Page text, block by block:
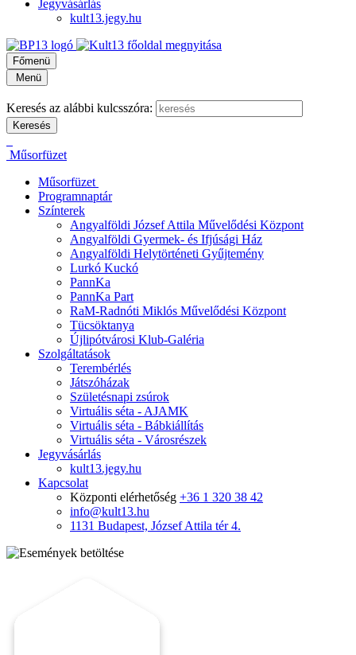
Jegyvásárlás
kult13.jegy.hu
Főmenü
Menü
Keresés az alábbi kulcsszóra:
Műsorfüzet
Műsorfüzet
Programnaptár
Színterek
Angyalföldi József Attila Művelődési Központ
Angyalföldi Gyermek- és Ifjúsági Ház
Angyalföldi Helytörténeti Gyűjtemény
Lurkó Kuckó
PannKa
PannKa Part
RaM-Radnóti Miklós Művelődési Központ
Tücsöktanya
Újlipótvárosi Klub-Galéria
Szolgáltatások
Terembérlés
Játszóházak
Születésnapi zsúrok
Virtuális séta - AJAMK
Virtuális séta - Bábkiállítás
Virtuális séta - Városrészek
Jegyvásárlás
kult13.jegy.hu
Kapcsolat
Központi elérhetőség +36 1 320 38 42
info@kult13.hu
1131 Budapest, József Attila tér 4.